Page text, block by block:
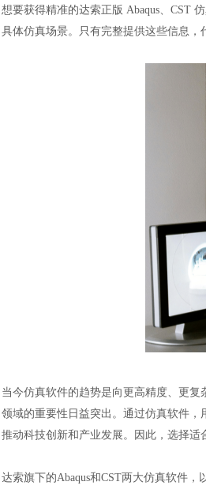
想要获得精准的达索正版 Abaqus、CST
具体仿真场景。只有完整提供这些信息
当今仿真软件的趋势是向更高精度、更
领域的重要性日益突出。通过仿真软件
推动科技创新和产业发展。因此，选择
达索旗下的Abaqus和CST两大仿真软件